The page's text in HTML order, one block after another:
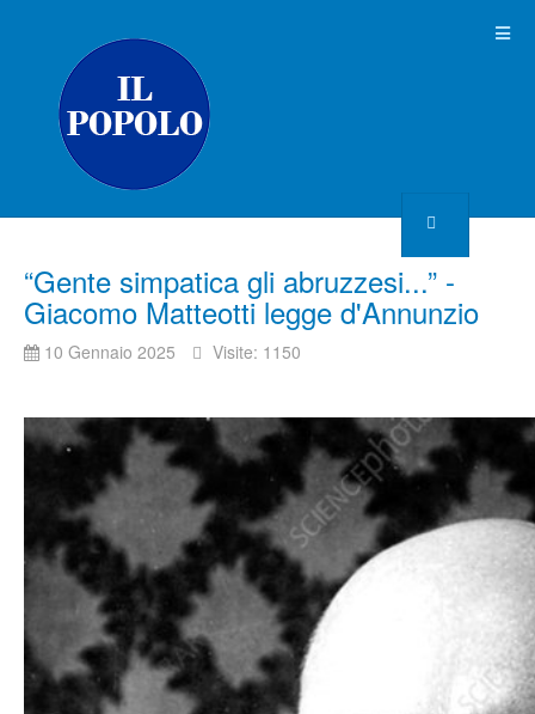
“Gente simpatica gli abruzzesi...” -
Giacomo Matteotti legge d'Annunzio
10 Gennaio 2025 Visite: 1150